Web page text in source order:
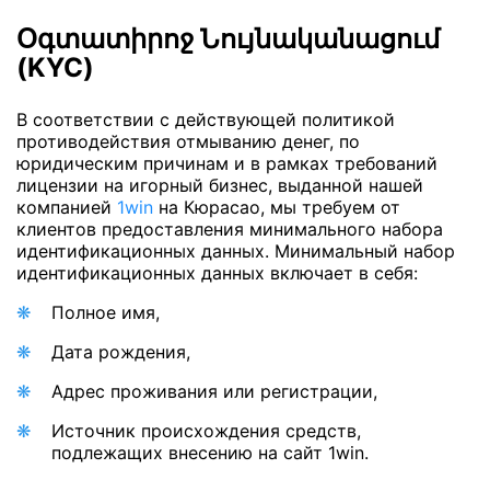
Օգտատիրոջ Նույնականացում
(KYC)
В соответствии с действующей политикой
противодействия отмыванию денег, по
юридическим причинам и в рамках требований
лицензии на игорный бизнес, выданной нашей
компанией 1win на Кюрасао, мы требуем от
клиентов предоставления минимального набора
идентификационных данных. Минимальный набор
идентификационных данных включает в себя:
Полное имя,
Дата рождения,
Адрес проживания или регистрации,
Источник происхождения средств,
подлежащих внесению на сайт 1win.